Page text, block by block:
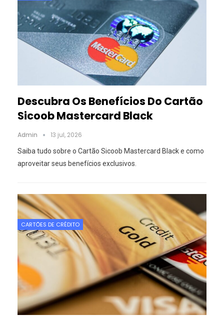
Descubra Os Benefícios Do Cartão
Sicoob Mastercard Black
Admin 13 jul, 2026
Saiba tudo sobre o Cartão Sicoob Mastercard Black e como
aproveitar seus benefícios exclusivos.
CARTÕES DE CRÉDITO